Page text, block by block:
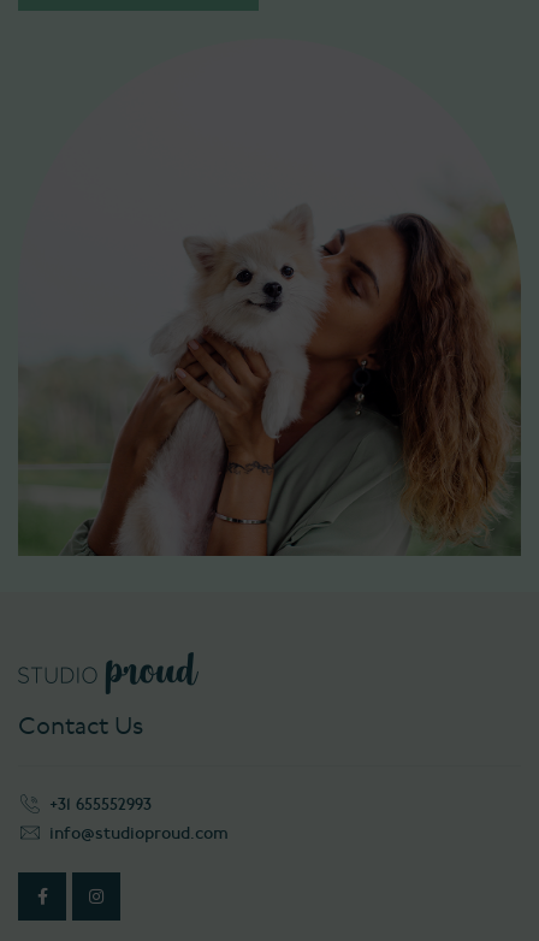
Contact Us
+31 655552993
info@studioproud.com